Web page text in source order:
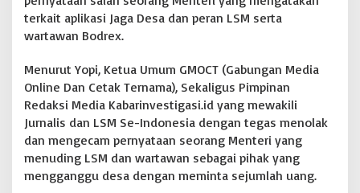
k
h
k
.
o
p
i
Z
u
l
terkait aplikasi Jaga Desa dan peran LSM serta
wartawan Bodrex.
Menurut Yopi, Ketua Umum GMOCT (Gabungan Media
Online Dan Cetak Ternama), Sekaligus Pimpinan
Redaksi Media Kabarinvestigasi.id yang mewakili
Jurnalis dan LSM Se-Indonesia dengan tegas menolak
dan mengecam pernyataan seorang Menteri yang
menuding LSM dan wartawan sebagai pihak yang
mengganggu desa dengan meminta sejumlah uang.